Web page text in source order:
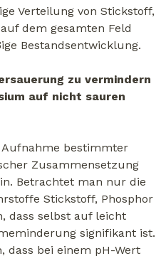
Verteilung von Stickstoff,
dem gesamten Feld
Bestandsentwicklung.
zu vermindern
auf nicht sauren
Aufnahme bestimmter
Zusammensetzung
Betrachtet man nur die
Stickstoff, Phosphor
dass selbst auf leicht
signifikant ist.
dass bei einem pH-Wert